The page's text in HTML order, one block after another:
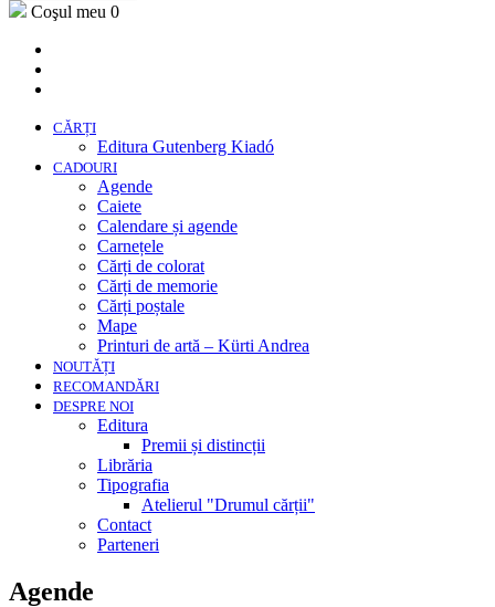
Coşul meu 0
CĂRȚI
Editura Gutenberg Kiadó
CADOURI
Agende
Caiete
Calendare și agende
Carnețele
Cărți de colorat
Cărți de memorie
Cărți poștale
Mape
Printuri de artă – Kürti Andrea
NOUTĂȚI
RECOMANDĂRI
DESPRE NOI
Editura
Premii și distincții
Librăria
Tipografia
Atelierul "Drumul cărții"
Contact
Parteneri
Agende